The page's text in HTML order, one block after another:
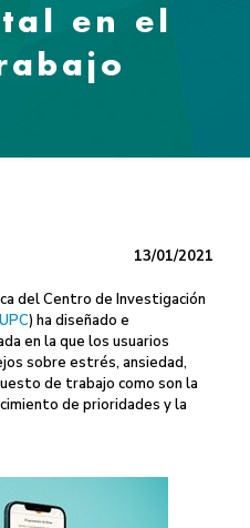
en el
13/01/2021
del Centro de Investigación
) ha diseñado e
en la que los usuarios
sobre estrés, ansiedad,
de trabajo como son la
de prioridades y la